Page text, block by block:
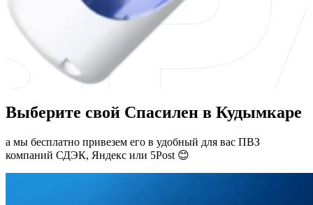
Выберите свой Спасилен в Кудымкаре
а мы бесплатно привезем его в удобный для вас ПВЗ
компаний СДЭК, Яндекс или 5Post 😊